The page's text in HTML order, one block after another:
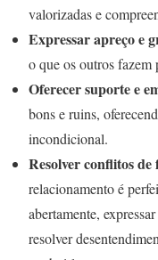
valorizadas e
Expressar apreço e
o que os outros fazem
Oferecer suporte e
bons e ruins,
incondicional.
Resolver conflitos
relacionamento é
abertamente,
resolver